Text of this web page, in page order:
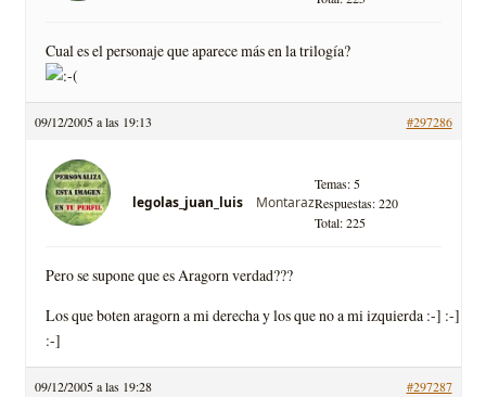
Cual es el personaje que aparece más en la trilogí­a?
09/12/2005 a las 19:13 #297286
legolas_juan_luis Montaraz
Temas: 5
Respuestas: 220
Total: 225
Pero se supone que es Aragorn verdad???
Los que boten aragorn a mi derecha y los que no a mi izquierda :-] :-]
:-]
09/12/2005 a las 19:28 #297287